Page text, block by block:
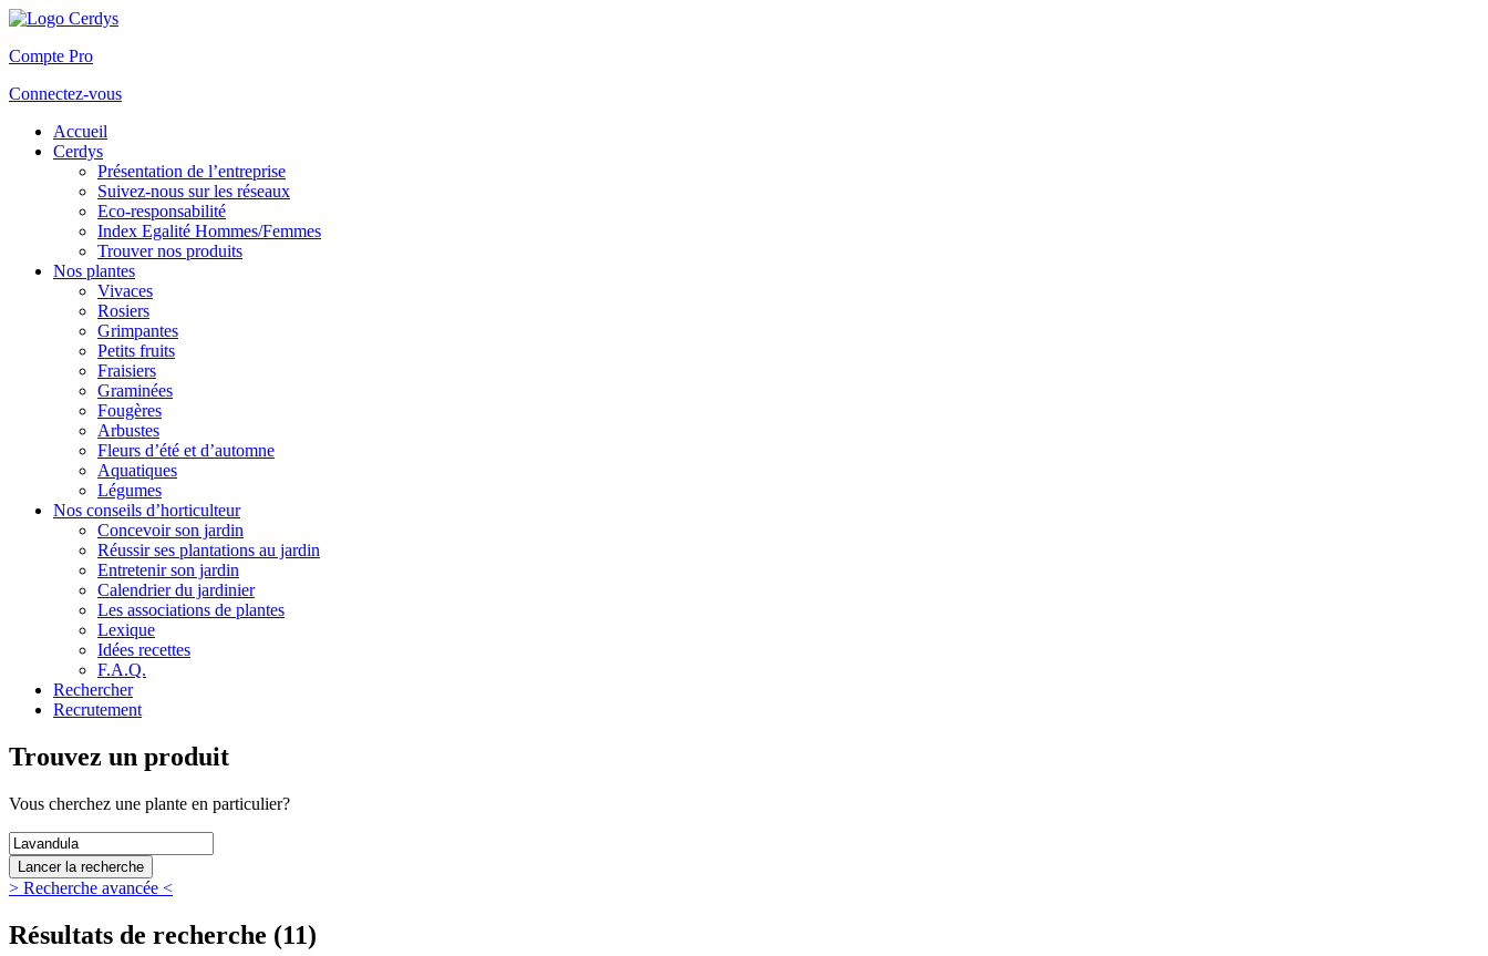
Compte Pro
Connectez-vous
Accueil
Cerdys
Présentation de l’entreprise
Suivez-nous sur les réseaux
Eco-responsabilité
Index Egalité Hommes/Femmes
Trouver nos produits
Nos plantes
Vivaces
Rosiers
Grimpantes
Petits fruits
Fraisiers
Graminées
Fougères
Arbustes
Fleurs d’été et d’automne
Aquatiques
Légumes
Nos conseils d’horticulteur
Concevoir son jardin
Réussir ses plantations au jardin
Entretenir son jardin
Calendrier du jardinier
Les associations de plantes
Lexique
Idées recettes
F.A.Q.
Rechercher
Recrutement
Trouvez un produit
Vous cherchez une plante en particulier?
> Recherche avancée <
Résultats de recherche (11)